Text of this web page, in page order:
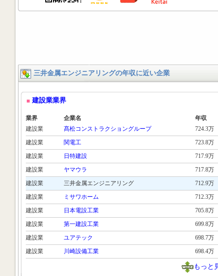
三井金属エンジニアリングの年収に近い企業
建設業業界
業界 企業名
年収
建設業
髙松コンストラクショングループ
724.3万
建設業
関電工
723.8万
建設業
日特建設
717.9万
建設業
ヤマウラ
717.8万
建設業
三井金属エンジニアリング
712.9万
建設業
ミサワホーム
712.3万
建設業
日本電設工業
705.8万
建設業
第一建設工業
699.8万
建設業
ユアテック
698.7万
建設業
川崎設備工業 698.4万
もっと